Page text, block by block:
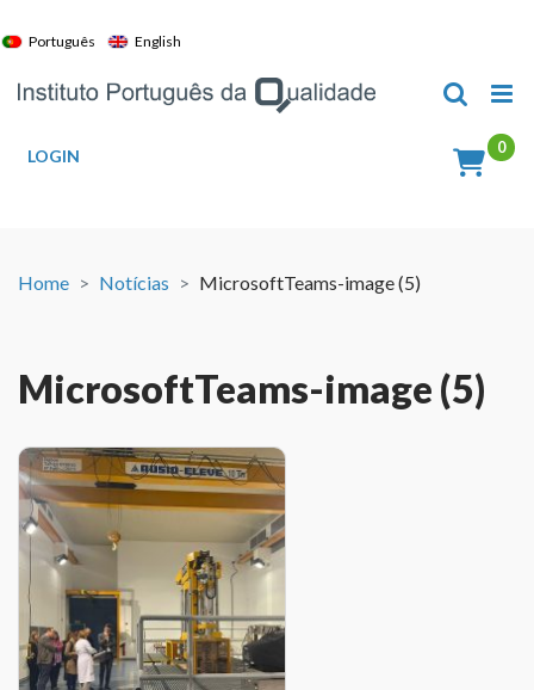
to
Português English
LOGIN
Home Notícias MicrosoftTeams-image (5)
MicrosoftTeams-image (5)